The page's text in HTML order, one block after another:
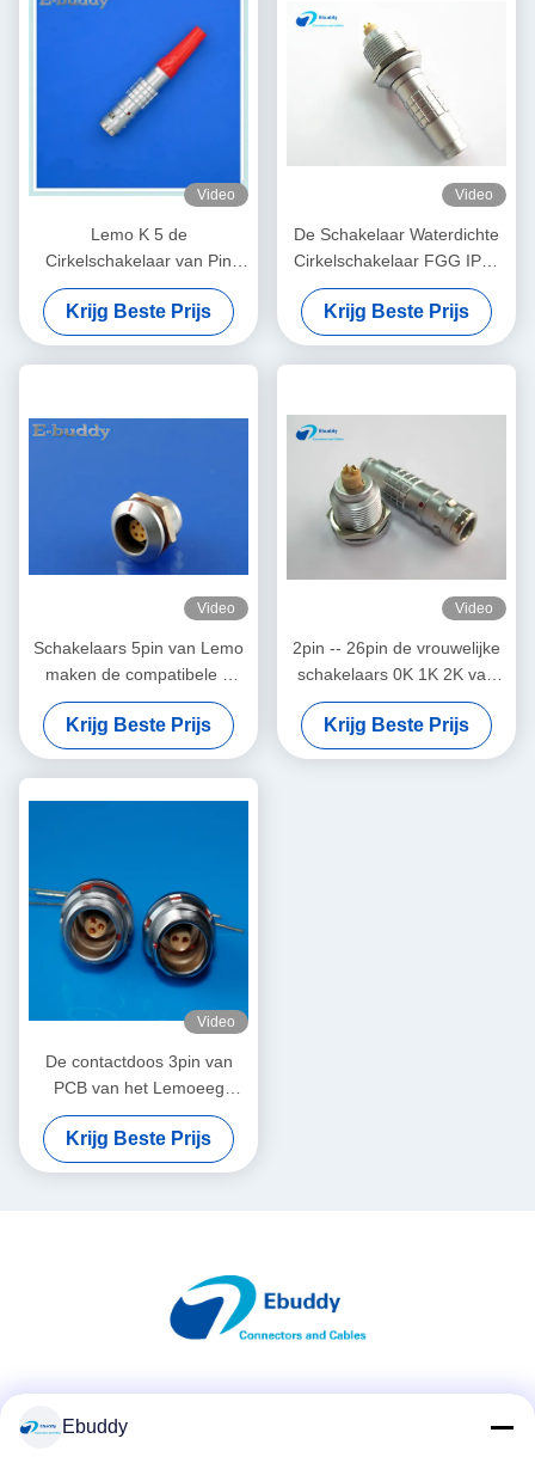
Video
Lemo K 5 de
Cirkelschakelaar van Pin
Wire Connector Plug
Waterproof IP68
Krijg Beste Prijs
Video
De Schakelaar Waterdichte
Cirkelschakelaar FGG IP68
0K 303 van de Lemokabel
Krijg Beste Prijs
Video
Schakelaars 5pin van Lemo
maken de compatibele K
series cirkelschakelaarsei 0K
305 vrouwelijke waterdicht
contactdoos
Krijg Beste Prijs
Video
2pin -- 26pin de vrouwelijke
schakelaars 0K 1K 2K van
het contactdoosfgg EI
maken cirkelschakelaar
waterdicht
Krijg Beste Prijs
Video
De contactdoos 3pin van
PCB van het Lemoeeg
maakt cirkelschakelaar
geassembleerde
binnenvergaarbak waterdicht
Krijg Beste Prijs
Ebuddy